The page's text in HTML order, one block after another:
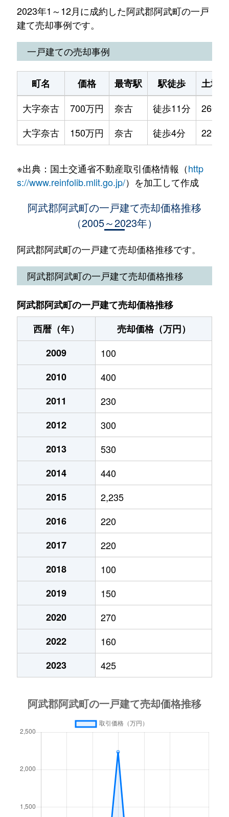
2023年1～12月に成約した阿武郡阿武町の一戸
建て売却事例です。
一戸建ての売却事例
町名 価格 最寄駅 駅徒歩
土地
大字奈古
700万円 奈古 徒歩11分
260m²
大字奈古
150万円 奈古 徒歩4分 220m²
※出典：国土交通省不動産取引価格情報（http
s://www.reinfolib.mlit.go.jp/）を加工して作成
阿武郡阿武町の一戸建て売却価格推移
（2005～2023年）
阿武郡阿武町の一戸建て売却価格推移です。
阿武郡阿武町の一戸建て売却価格推移
阿武郡阿武町の一戸建て売却価格推移
西暦（年）
売却価格（万円）
2009
100
2010
400
2011
230
2012
300
2013
530
2014
440
2015
2,235
2016
220
2017
220
2018
100
2019
150
2020
270
2022
160
2023
425